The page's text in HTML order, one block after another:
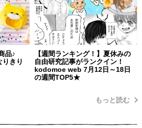
品♪
りきり
【週間ランキング！】夏休みの
自由研究記事がランクイン！
kodomoe web 7月12日～18日
の週間TOP5★
もっと読む